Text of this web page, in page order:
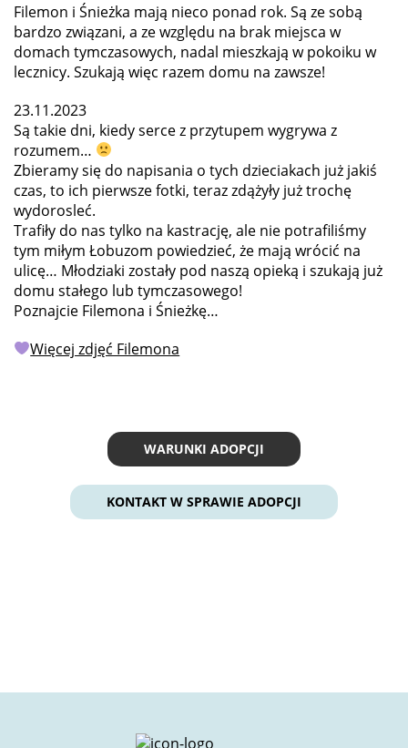
Filemon i Śnieżka mają nieco ponad rok. Są ze sobą
bardzo związani, a ze względu na brak miejsca w
domach tymczasowych, nadal mieszkają w pokoiku w
lecznicy. Szukają więc razem domu na zawsze!
23.11.2023
Są takie dni, kiedy serce z przytupem wygrywa z
rozumem…
Zbieramy się do napisania o tych dzieciakach już jakiś
czas, to ich pierwsze fotki, teraz zdążyły już trochę
wydorosleć.
Trafiły do nas tylko na kastrację, ale nie potrafiliśmy
tym miłym Łobuzom powiedzieć, że mają wrócić na
ulicę… Młodziaki zostały pod naszą opieką i szukają już
domu stałego lub tymczasowego!
Poznajcie Filemona i Śnieżkę…
Więcej zdjęć Filemona
WARUNKI ADOPCJI
KONTAKT W SPRAWIE ADOPCJI